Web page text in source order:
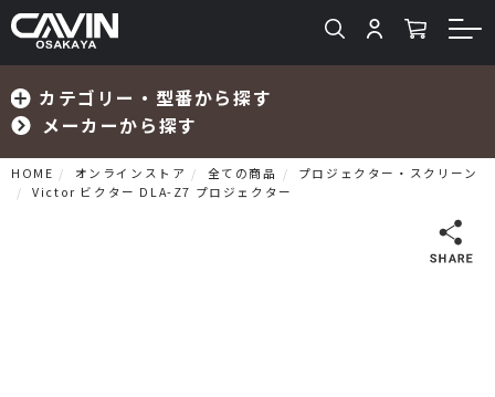
カテゴリー・型番から探す
メーカーから探す
検索
HOME オンラインストア 全ての商品
プロジェクター・スクリーン
Victor ビクター DLA-Z7 プロジェクター